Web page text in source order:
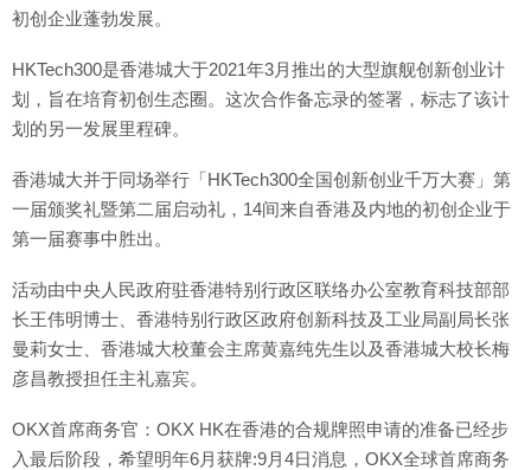
初创企业蓬勃发展。
HKTech300是香港城大于2021年3月推出的大型旗舰创新创业计
划，旨在培育初创生态圈。这次合作备忘录的签署，标志了该计
划的另一发展里程碑。
香港城大并于同场举行「HKTech300全国创新创业千万大赛」第
一届颁奖礼暨第二届启动礼，14间来自香港及内地的初创企业于
第一届赛事中胜出。
活动由中央人民政府驻香港特别行政区联络办公室教育科技部部
长王伟明博士、香港特别行政区政府创新科技及工业局副局长张
曼莉女士、香港城大校董会主席黄嘉纯先生以及香港城大校长梅
彦昌教授担任主礼嘉宾。
OKX首席商务官：OKX HK在香港的合规牌照申请的准备已经步
入最后阶段，希望明年6月获牌:9月4日消息，OKX全球首席商务